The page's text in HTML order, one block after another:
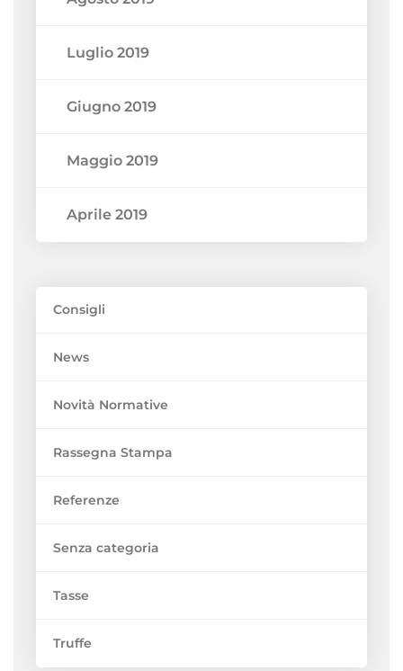
Luglio 2019
Giugno 2019
Maggio 2019
Aprile 2019
Consigli
News
Novità Normative
Rassegna Stampa
Referenze
Senza categoria
Tasse
Truffe